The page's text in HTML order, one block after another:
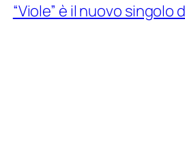
“Viole” è il nuovo singolo